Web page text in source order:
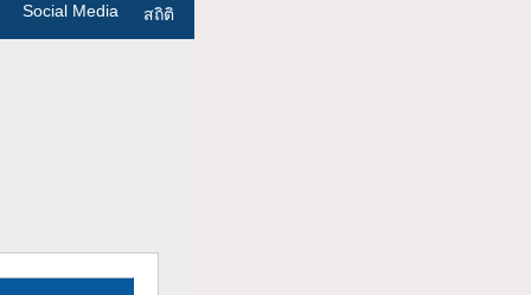
Social Media สถิติ